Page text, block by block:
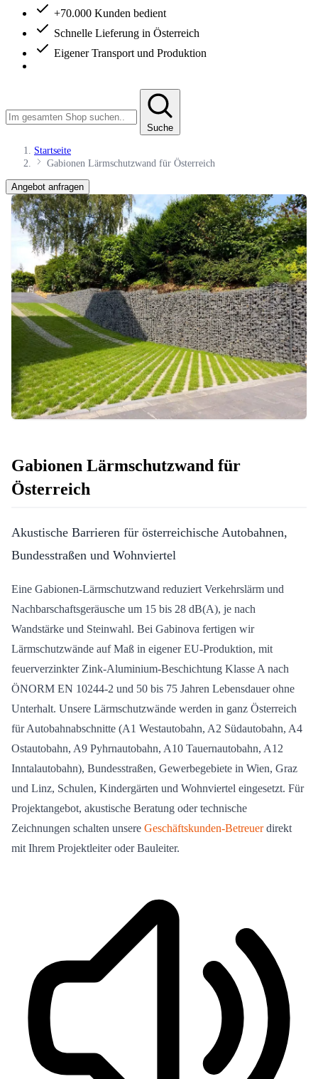
+70.000 Kunden bedient
Schnelle Lieferung in Österreich
Eigener Transport und Produktion
Suche
Startseite
Gabionen Lärmschutzwand für Österreich
Angebot anfragen
Gabionen Lärmschutzwand für
Österreich
Akustische Barrieren für österreichische Autobahnen,
Bundesstraßen und Wohnviertel
Eine Gabionen-Lärmschutzwand reduziert Verkehrslärm und
Nachbarschaftsgeräusche um 15 bis 28 dB(A), je nach
Wandstärke und Steinwahl. Bei Gabinova fertigen wir
Lärmschutzwände auf Maß in eigener EU-Produktion, mit
feuerverzinkter Zink-Aluminium-Beschichtung Klasse A nach
ÖNORM EN 10244-2 und 50 bis 75 Jahren Lebensdauer ohne
Unterhalt. Unsere Lärmschutzwände werden in ganz Österreich
für Autobahnabschnitte (A1 Westautobahn, A2 Südautobahn, A4
Ostautobahn, A9 Pyhrnautobahn, A10 Tauernautobahn, A12
Inntalautobahn), Bundesstraßen, Gewerbegebiete in Wien, Graz
und Linz, Schulen, Kindergärten und Wohnviertel eingesetzt. Für
Projektangebot, akustische Beratung oder technische
Zeichnungen schalten unsere Geschäftskunden-Betreuerdirekt
mit Ihrem Projektleiter oder Bauleiter.